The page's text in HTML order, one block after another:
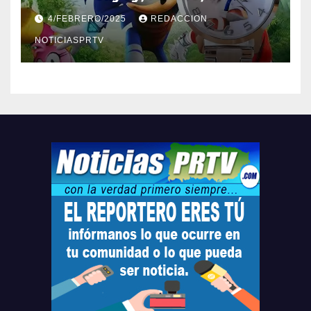
Barceloneta y Humacao,
Relojes gratis para el que
compre ahora….
4/FEBRERO/2025 REDACCION
NOTICIASPRTV